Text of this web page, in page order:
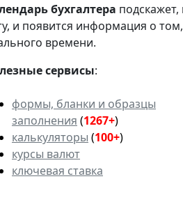
бухгалтера
и появится информация о
времени.
сервисы:
формы, бланки и образцы
заполнения (1267+)
калькуляторы (100+)
курсы валют
ключевая ставка